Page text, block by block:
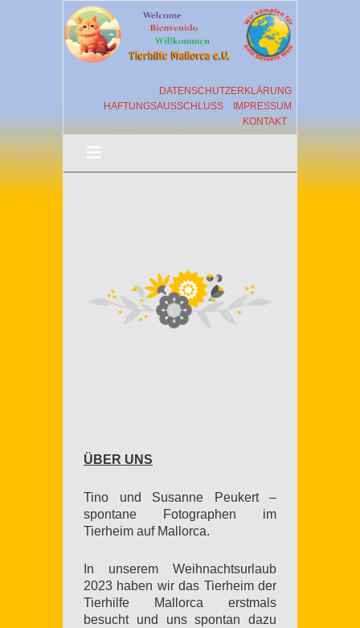
DATENSCHUTZERKLÄRUNG
HAFTUNGSAUSSCHLUSS
IMPRESSUM
KONTAKT
ÜBER UNS
Tino und Susanne Peukert –
spontane Fotographen im
Tierheim auf Mallorca.
In unserem Weihnachtsurlaub
2023 haben wir das Tierheim der
Tierhilfe Mallorca erstmals
besucht und uns spontan dazu